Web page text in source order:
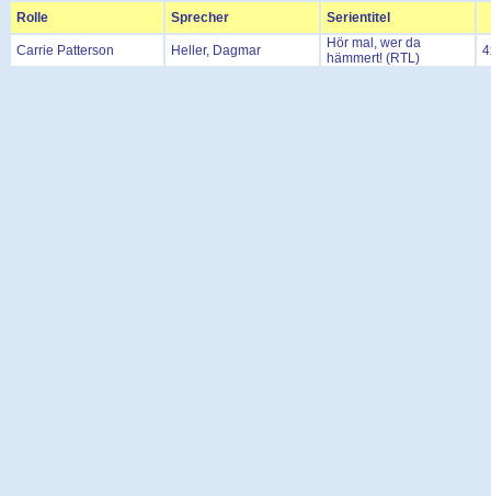
Rolle Sprecher Serientitel
Carrie Patterson Heller, Dagmar
Hör mal, wer da
hämmert! (RTL)